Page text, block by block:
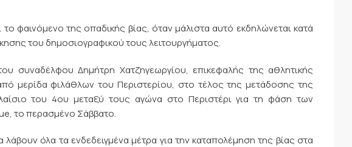
φαινόμενο της οπαδικής βίας, όταν μάλιστα αυτό εκδηλώνεται κατά
του δημοσιογραφικού τους λειτουργήματος.
συναδέλφου Δημήτρη Χατζηγεωργίου, επικεφαλής της αθλητικής
μερίδα φιλάθλων του Περιστερίου, στο τέλος της μετάδοσης της
του 4ου μεταξύ τους αγώνα στο Περιστέρι για τη φάση των
το περασμένο Σάββατο.
όλα τα ενδεδειγμένα μέτρα για την καταπολέμηση της βίας στα